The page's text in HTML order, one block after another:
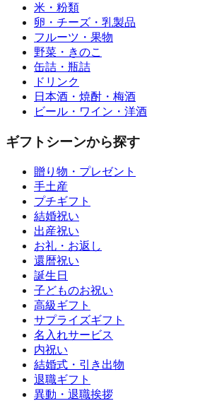
米・粉類
卵・チーズ・乳製品
フルーツ・果物
野菜・きのこ
缶詰・瓶詰
ドリンク
日本酒・焼酎・梅酒
ビール・ワイン・洋酒
ギフトシーンから探す
贈り物・プレゼント
手土産
プチギフト
結婚祝い
出産祝い
お礼・お返し
還暦祝い
誕生日
子どものお祝い
高級ギフト
サプライズギフト
名入れサービス
内祝い
結婚式・引き出物
退職ギフト
異動・退職挨拶